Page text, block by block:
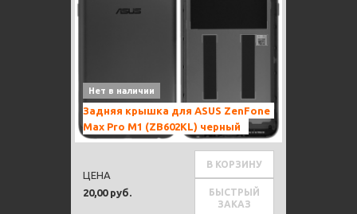
Нет в наличии
Задняя крышка для ASUS ZenFone
Max Pro M1 (ZB602KL) черный
20,00 руб.
ЦЕНА
В КОРЗИНУ
БЫСТРЫЙ
ЗАКАЗ